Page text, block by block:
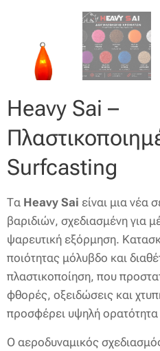
Heavy Sai –
Surfcasting
Τα Heavy Sai είναι μια νέα
βαριδιών, σχεδιασμένη για
ψαρευτική εξόρμηση.
ποιότητας μόλυβδο και
πλαστικοποίηση, που
φθορές, οξειδώσεις και
προσφέρει υψηλή
Ο αεροδυναμικός